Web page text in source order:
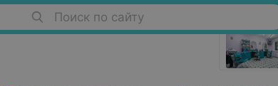
Поиск по сайту
Парикмахерские в Минске